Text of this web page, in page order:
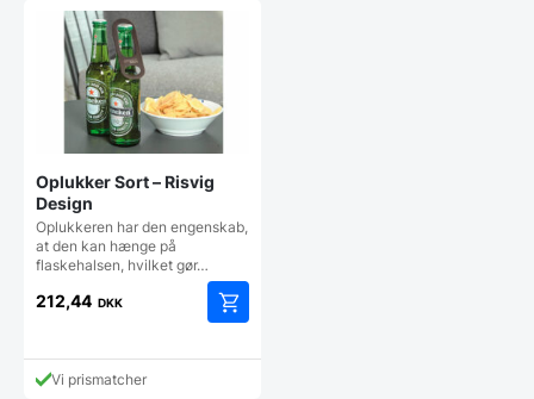
Oplukker Sort – Risvig
Design
Oplukkeren har den engenskab,
at den kan hænge på
flaskehalsen, hvilket gør…
212,44 DKK
Vi prismatcher